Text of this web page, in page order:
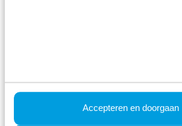
Accepteren en doorgaan
Mo 17. August - Fr 21.
inkl.